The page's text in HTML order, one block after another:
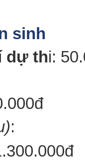
sinh
dự thi:
: